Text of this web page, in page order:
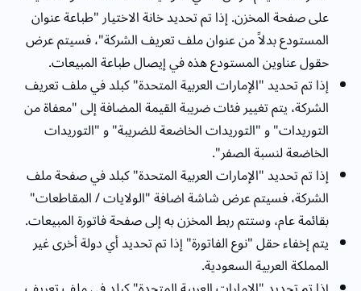
على صفحة المخزن. إذا تم تحديد خانة الاختيار "طباعة عنوان
المستودع بدلاً من عنوان ملف تعريف الشركة"، فسيتم عرض
حقول عناوين المستودع هذه في إيصال طباعة المبيعات.
إذا تم تحديد "الإمارات العربية المتحدة" كبلد في ملف تعريف
الشركة، يتم تغيير فئات ضريبة القيمة المضافة إلى "معفاة من
التوريدات" و "التوريدات الخاضعة للضريبة" و "التوريدات
الخاضعة لنسبة الصفر".
إذا تم تحديد "الإمارات العربية المتحدة" كبلد في صفحة ملف
الشركة، فسيتم عرض شاشة اضافة "الولايات / المقاطعات"
بقائمة عام، وستتم ربط المخزن به إلى صفحة فاتورة المبيعات.
يتم إخفاء حقل "نوع الفاتورة" إذا تم تحديد أي دولة أخرى غير
المملكة العربية السعودية.